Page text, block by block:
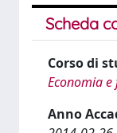
Scheda
Corso di
Economia
Anno